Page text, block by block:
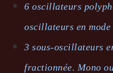
6 oscillateurs
oscillateurs en mode
3 sous-oscillateurs
fractionnée. Mono